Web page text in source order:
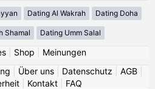
Dating Al Wakrah Dating Doha
Shamal Dating Umm Salal
| Shop
Meinungen
Über uns Datenschutz AGB
Kontakt FAQ